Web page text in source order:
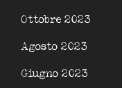
Ottobre 2023
Agosto 2023
Giugno 2023